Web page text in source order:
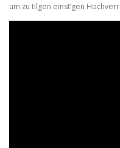
um zu tilgen einst’gen